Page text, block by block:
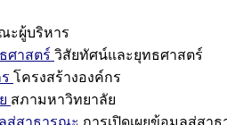
ะผู้บริหาร
ศาสตร์ วิสัยทัศน์และยุทธศาสตร์
โครงสร้างองค์กร
สภามหาวิทยาลัย
สู่สาธารณะ การเปิดเผยข้อมูลสู่สา